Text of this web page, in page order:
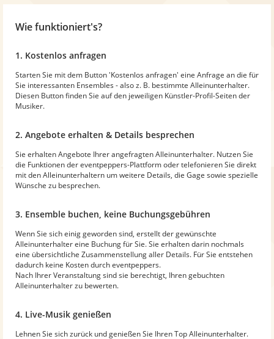
Wie funktioniert's?
1. Kostenlos anfragen
Starten Sie mit dem Button 'Kostenlos anfragen' eine Anfrage an die für
Sie interessanten Ensembles - also z. B. bestimmte Alleinunterhalter.
Diesen Button finden Sie auf den jeweiligen Künstler-Profil-Seiten der
Musiker.
2. Angebote erhalten & Details besprechen
Sie erhalten Angebote Ihrer angefragten Alleinunterhalter. Nutzen Sie
die Funktionen der eventpeppers-Plattform oder telefonieren Sie direkt
mit den Alleinunterhaltern um weitere Details, die Gage sowie spezielle
Wünsche zu besprechen.
3. Ensemble buchen, keine Buchungsgebühren
Wenn Sie sich einig geworden sind, erstellt der gewünschte
Alleinunterhalter eine Buchung für Sie. Sie erhalten darin nochmals
eine übersichtliche Zusammenstellung aller Details. Für Sie entstehen
dadurch keine Kosten durch eventpeppers.
Nach Ihrer Veranstaltung sind sie berechtigt, Ihren gebuchten
Alleinunterhalter zu bewerten.
4. Live-Musik genießen
Lehnen Sie sich zurück und genießen Sie Ihren Top Alleinunterhalter.